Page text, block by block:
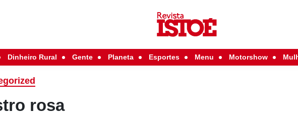
Dinheiro Rural Gente Planeta Esportes Menu Motorshow
rosa